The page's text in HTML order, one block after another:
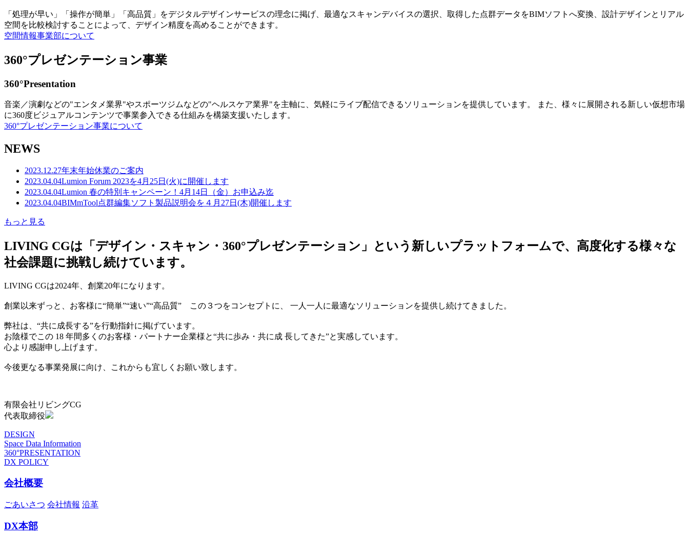
「処理が早い」「操作が簡単」「高品質」をデジタルデザインサービスの理念に掲げ、最適なスキャンデバイスの選択、取得した点群データをBIMソフトへ変換、設計デザインとリアル
空間を比較検討することによって、デザイン精度を高めることができます。
空間情報事業部について
360°プレゼンテーション事業
360°Presentation
音楽／演劇などの"エンタメ業界"やスポーツジムなどの"ヘルスケア業界"を主軸に、気軽にライブ配信できるソリューションを提供しています。 また、様々に展開される新しい仮想市場
に360度ビジュアルコンテンツで事業参入できる仕組みを構築支援いたします。
360°プレゼンテーション事業について
NEWS
2023.12.27年末年始休業のご案内
2023.04.04Lumion Forum 2023を4月25日(火)に開催します
2023.04.04Lumion 春の特別キャンペーン！4月14日（金）お申込み迄
2023.04.04BIMmTool点群編集ソフト製品説明会を４月27日(木)開催します
もっと見る
LIVING CGは「デザイン・スキャン・360°プレゼンテーション」という新しいプラットフォームで、高度化する様々な
社会課題に挑戦し続けています。
LIVING CGは2024年、創業20年になります。
創業以来ずっと、お客様に“簡単”“速い”“高品質” この３つをコンセプトに、 一人一人に最適なソリューションを提供し続けてきました。
弊社は、“共に成長する”を行動指針に掲げています。
お陰様でこの 18 年間多くのお客様・パートナー企業様と“共に歩み・共に成 長してきた”と実感しています。
心より感謝申し上げます。
今後更なる事業発展に向け、これからも宜しくお願い致します。
有限会社リビングCG
代表取締役
DESIGN
Space Data Information
360°PRESENTATION
DX POLICY
会社概要
ごあいさつ 会社情報 沿革
DX本部